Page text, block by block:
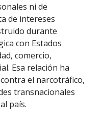
ni de
de intereses
durante
con Estados
comercio,
Esa relación ha
el narcotráfico,
transnacionales
país.